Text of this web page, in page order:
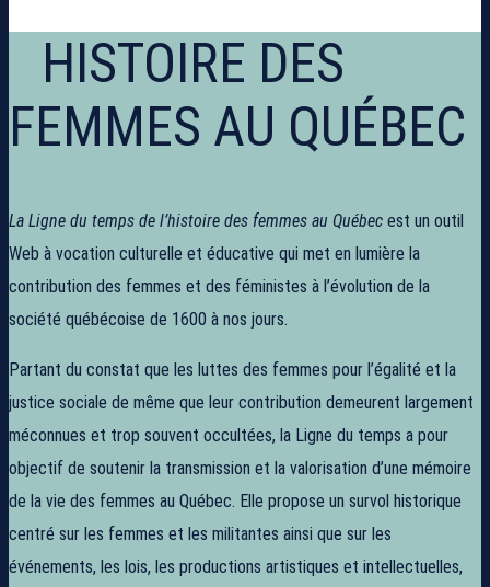
HISTOIRE DES
FEMMES AU QUÉBEC
La Ligne du temps de l’histoire des femmes au Québec est un outil
Web à vocation culturelle et éducative qui met en lumière la
contribution des femmes et des féministes à l’évolution de la
société québécoise de 1600 à nos jours.
Partant du constat que les luttes des femmes pour l’égalité et la
justice sociale de même que leur contribution demeurent largement
méconnues et trop souvent occultées, la Ligne du temps a pour
objectif de soutenir la transmission et la valorisation d’une mémoire
de la vie des femmes au Québec. Elle propose un survol historique
centré sur les femmes et les militantes ainsi que sur les
événements, les lois, les productions artistiques et intellectuelles,